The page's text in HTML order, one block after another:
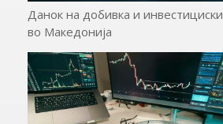
Данок на добивка и
во Македонија